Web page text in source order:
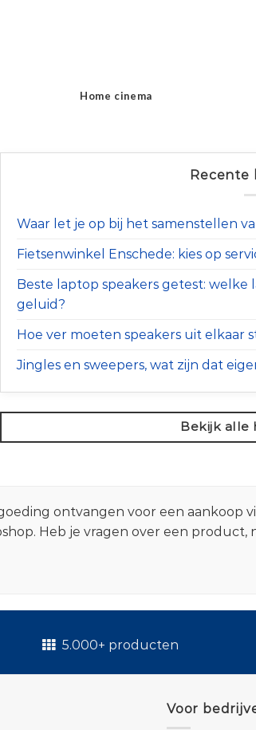
Home cinema
Recente
Waar let je op bij het samenstellen
Fietsenwinkel Enschede: kies op
Beste laptop speakers getest:
geluid?
Hoe ver moeten speakers uit elkaar
Jingles en sweepers, wat zijn dat
Bekijk alle
ontvangen voor een aankoop
Heb je vragen over een product,
5.000+ producten
Voor